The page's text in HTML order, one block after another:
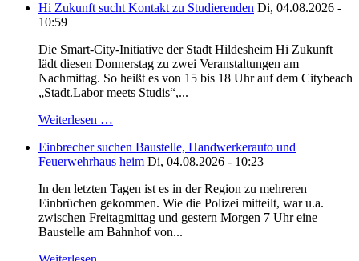
Hi Zukunft sucht Kontakt zu Studierenden Di, 04.08.2026 -
10:59
Die Smart-City-Initiative der Stadt Hildesheim Hi Zukunft
lädt diesen Donnerstag zu zwei Veranstaltungen am
Nachmittag. So heißt es von 15 bis 18 Uhr auf dem Citybeach
„Stadt.Labor meets Studis“,...
Weiterlesen …
Einbrecher suchen Baustelle, Handwerkerauto und
Feuerwehrhaus heim Di, 04.08.2026 - 10:23
In den letzten Tagen ist es in der Region zu mehreren
Einbrüchen gekommen. Wie die Polizei mitteilt, war u.a.
zwischen Freitagmittag und gestern Morgen 7 Uhr eine
Baustelle am Bahnhof von...